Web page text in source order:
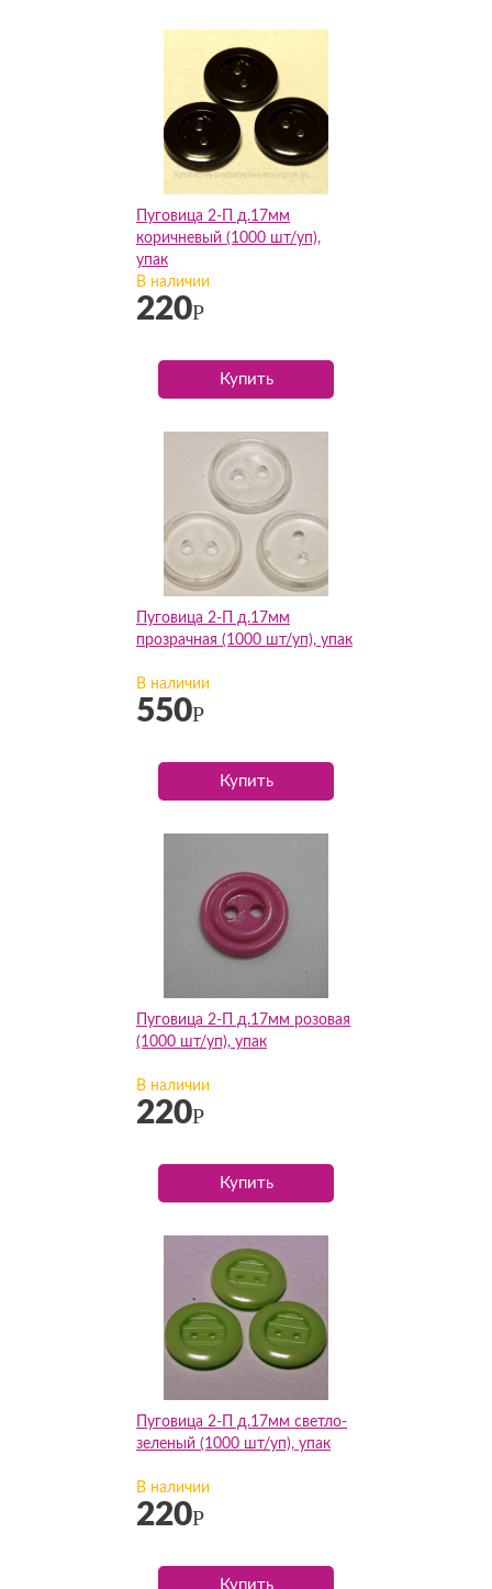
Пуговица 2-П д.17мм
коричневый (1000 шт/уп),
упак
В наличии
220Р
Купить
Пуговица 2-П д.17мм
прозрачная (1000 шт/уп), упак
В наличии
550Р
Купить
Пуговица 2-П д.17мм розовая
(1000 шт/уп), упак
В наличии
220Р
Купить
Пуговица 2-П д.17мм светло-
зеленый (1000 шт/уп), упак
В наличии
220Р
Купить